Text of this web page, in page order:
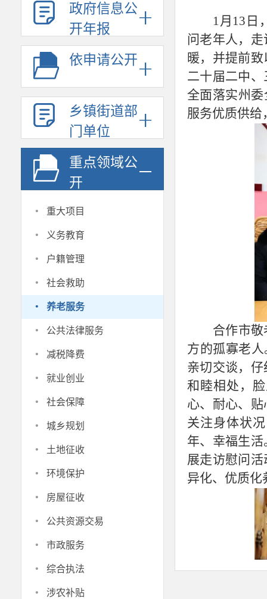
政府信息公
开年报
依申请公开
乡镇街道部
门单位
重点领域公
开
· 重大项目
· 义务教育
· 户籍管理
· 社会救助
· 养老服务
· 公共法律服务
· 减税降费
· 就业创业
· 社会保障
· 城乡规划
· 土地征收
· 环境保护
· 房屋征收
· 公共资源交易
· 市政服务
· 综合执法
· 涉农补贴
1月13日
问老年人，
暖，并提前
二十届二中
全面落实州
服务优质供给
合作市
方的孤寡老
亲切交谈，
和睦相处，
心、耐心、
关注身体状
年、幸福生
展走访慰问
异化、优质化